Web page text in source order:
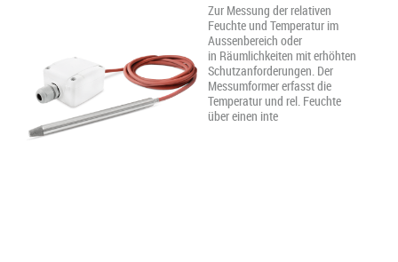
Zur Messung der relativen
Feuchte und Temperatur im
Aussenbereich oder
in Räumlichkeiten mit erhöhten
Schutzanforderungen. Der
Messumformer erfasst die
Temperatur und rel. Feuchte
über einen inte